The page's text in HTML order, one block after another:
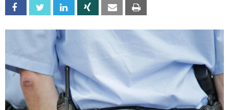
Facebook Twitter Linkedin Xing Email